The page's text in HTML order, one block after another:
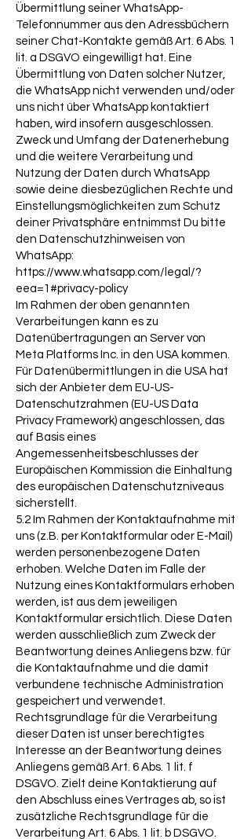
Übermittlung seiner WhatsApp-
Telefonnummer aus den Adressbüchern
seiner Chat-Kontakte gemäß Art. 6 Abs. 1
lit. a DSGVO eingewilligt hat. Eine
Übermittlung von Daten solcher Nutzer,
die WhatsApp nicht verwenden und/oder
uns nicht über WhatsApp kontaktiert
haben, wird insofern ausgeschlossen.
Zweck und Umfang der Datenerhebung
und die weitere Verarbeitung und
Nutzung der Daten durch WhatsApp
sowie deine diesbezüglichen Rechte und
Einstellungsmöglichkeiten zum Schutz
deiner Privatsphäre entnimmst Du bitte
den Datenschutzhinweisen von
WhatsApp:
https://www.whatsapp.com/legal/?
eea=1#privacy-policy
Im Rahmen der oben genannten
Verarbeitungen kann es zu
Datenübertragungen an Server von
Meta Platforms Inc. in den USA kommen.
Für Datenübermittlungen in die USA hat
sich der Anbieter dem EU-US-
Datenschutzrahmen (EU-US Data
Privacy Framework) angeschlossen, das
auf Basis eines
Angemessenheitsbeschlusses der
Europäischen Kommission die Einhaltung
des europäischen Datenschutzniveaus
sicherstellt.
5.2 Im Rahmen der Kontaktaufnahme mit
uns (z.B. per Kontaktformular oder E-Mail)
werden personenbezogene Daten
erhoben. Welche Daten im Falle der
Nutzung eines Kontaktformulars erhoben
werden, ist aus dem jeweiligen
Kontaktformular ersichtlich. Diese Daten
werden ausschließlich zum Zweck der
Beantwortung deines Anliegens bzw. für
die Kontaktaufnahme und die damit
verbundene technische Administration
gespeichert und verwendet.
Rechtsgrundlage für die Verarbeitung
dieser Daten ist unser berechtigtes
Interesse an der Beantwortung deines
Anliegens gemäß Art. 6 Abs. 1 lit. f
DSGVO. Zielt deine Kontaktierung auf
den Abschluss eines Vertrages ab, so ist
zusätzliche Rechtsgrundlage für die
Verarbeitung Art. 6 Abs. 1 lit. b DSGVO.